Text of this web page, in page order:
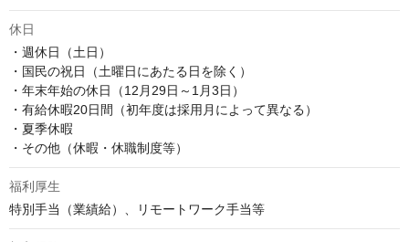
休日
・週休日（土日）
・国民の祝日（土曜日にあたる日を除く）
・年末年始の休日（12月29日～1月3日）
・有給休暇20日間（初年度は採用月によって異なる）
・夏季休暇
・その他（休暇・休職制度等）
福利厚生
特別手当（業績給）、リモートワーク手当等